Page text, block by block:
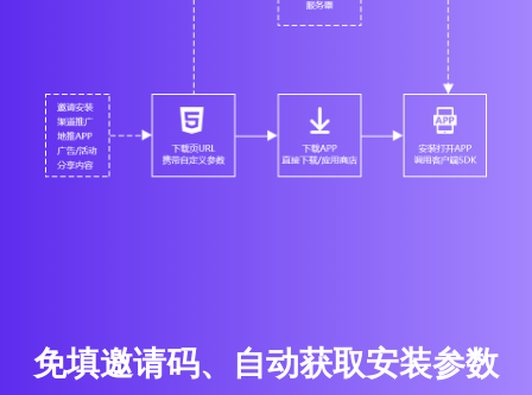
免填邀请码、自动获取安装参数